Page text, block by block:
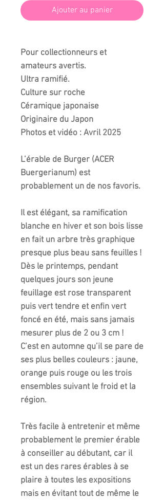
Ajouter au panier
Pour collectionneurs et
amateurs avertis.
Ultra ramifié.
Culture sur roche
Céramique japonaise
Originaire du Japon
Photos et vidéo : Avril 2025
L’érable de Burger (ACER
Buergerianum) est
probablement un de nos favoris.
Il est élégant, sa ramification
blanche en hiver et son bois lisse
en fait un arbre très graphique
presque plus beau sans feuilles !
Dès le printemps, pendant
quelques jours son jeune
feuillage est rose transparent
puis vert tendre et enfin vert
foncé en été, mais sans jamais
mesurer plus de 2 ou 3 cm !
C’est en automne qu’il se pare de
ses plus belles couleurs : jaune,
orange puis rouge ou les trois
ensembles suivant le froid et la
région.
Très facile à entretenir et même
probablement le premier érable
à conseiller au débutant, car il
est un des rares érables à se
plaire à toutes les expositions
mais en évitant tout de même le